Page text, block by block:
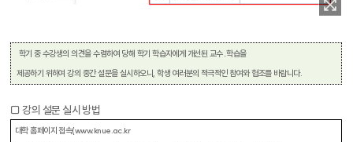
학기 중 수강생의 의견을 수렴하여 당해 학기 학습자에게 개선된 교수․학습을
제공하기 위하여 강의 중간 설문을 실시하오니 ,학생 여러분의 적극적인 참여와 협조를 바랍니다.
□강의 설문 실시 방법
대학 홈페이지 접속(www.knue.ac.kr